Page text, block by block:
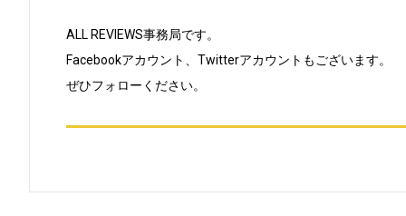
ALL REVIEWS事務局です。
Facebookアカウント、Twitterアカウントもございます。
ぜひフォローください。